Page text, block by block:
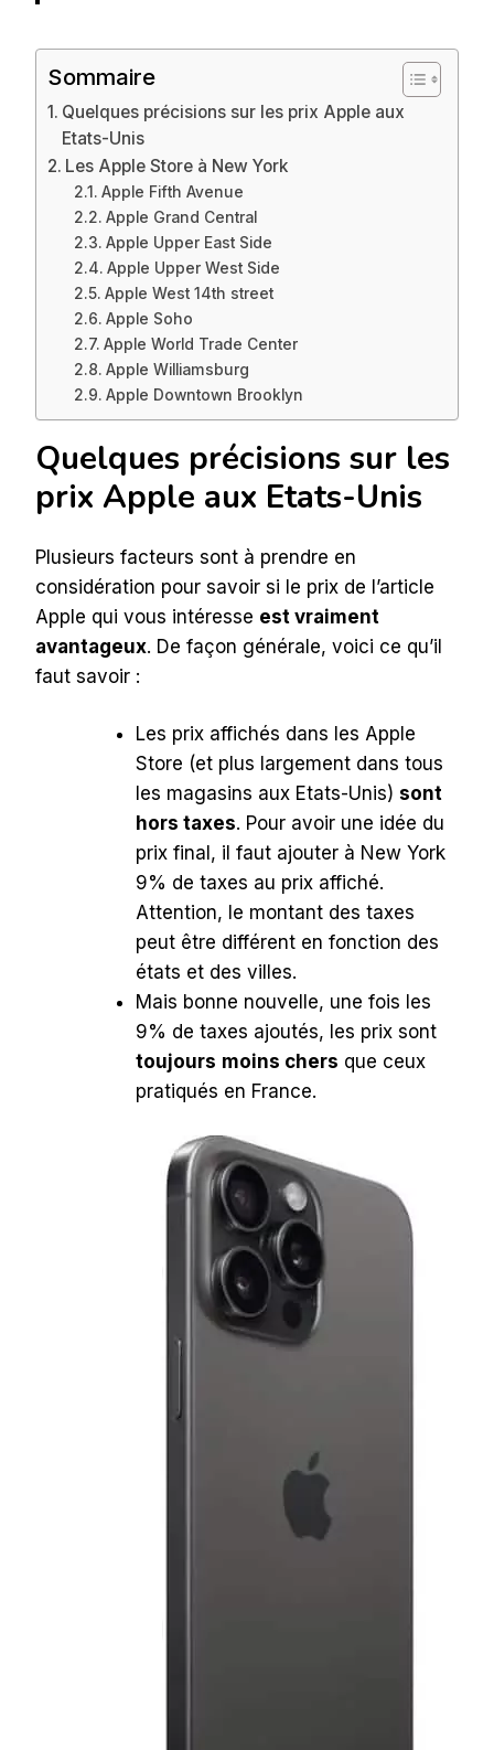
Sommaire
Quelques précisions sur les prix Apple aux
Etats-Unis
Les Apple Store à New York
Apple Fifth Avenue
Apple Grand Central
Apple Upper East Side
Apple Upper West Side
Apple West 14th street
Apple Soho
Apple World Trade Center
Apple Williamsburg
Apple Downtown Brooklyn
Quelques précisions sur les
prix Apple aux Etats-Unis
Plusieurs facteurs sont à prendre en
considération pour savoir si le prix de l’article
Apple qui vous intéresse est vraiment
avantageux. De façon générale, voici ce qu’il
faut savoir :
Les prix affichés dans les Apple
Store (et plus largement dans tous
les magasins aux Etats-Unis) sont
hors taxes. Pour avoir une idée du
prix final, il faut ajouter à New York
9% de taxes au prix affiché.
Attention, le montant des taxes
peut être différent en fonction des
états et des villes.
Mais bonne nouvelle, une fois les
9% de taxes ajoutés, les prix sont
toujours moins chers que ceux
pratiqués en France.